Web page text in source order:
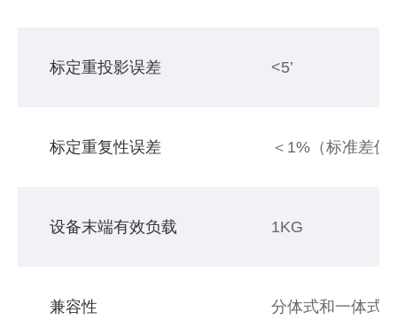
标定重投影误差 <5’
标定重复性误差 ＜1%（标准差
设备末端有效负载 1KG
兼容性 分体式和一体式